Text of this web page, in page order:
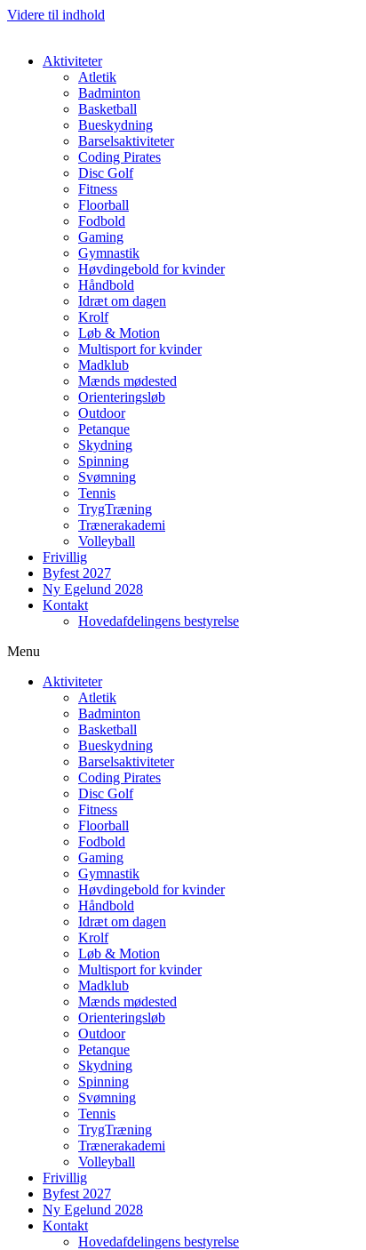
Videre til indhold
Aktiviteter
Atletik
Badminton
Basketball
Bueskydning
Barselsaktiviteter
Coding Pirates
Disc Golf
Fitness
Floorball
Fodbold
Gaming
Gymnastik
Høvdingebold for kvinder
Håndbold
Idræt om dagen
Krolf
Løb & Motion
Multisport for kvinder
Madklub
Mænds mødested
Orienteringsløb
Outdoor
Petanque
Skydning
Spinning
Svømning
Tennis
TrygTræning
Trænerakademi
Volleyball
Frivillig
Byfest 2027
Ny Egelund 2028
Kontakt
Hovedafdelingens bestyrelse
Menu
Aktiviteter
Atletik
Badminton
Basketball
Bueskydning
Barselsaktiviteter
Coding Pirates
Disc Golf
Fitness
Floorball
Fodbold
Gaming
Gymnastik
Høvdingebold for kvinder
Håndbold
Idræt om dagen
Krolf
Løb & Motion
Multisport for kvinder
Madklub
Mænds mødested
Orienteringsløb
Outdoor
Petanque
Skydning
Spinning
Svømning
Tennis
TrygTræning
Trænerakademi
Volleyball
Frivillig
Byfest 2027
Ny Egelund 2028
Kontakt
Hovedafdelingens bestyrelse